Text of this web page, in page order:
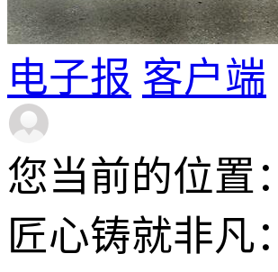
电子报 客户端
您当前的位置：
匠心铸就非凡